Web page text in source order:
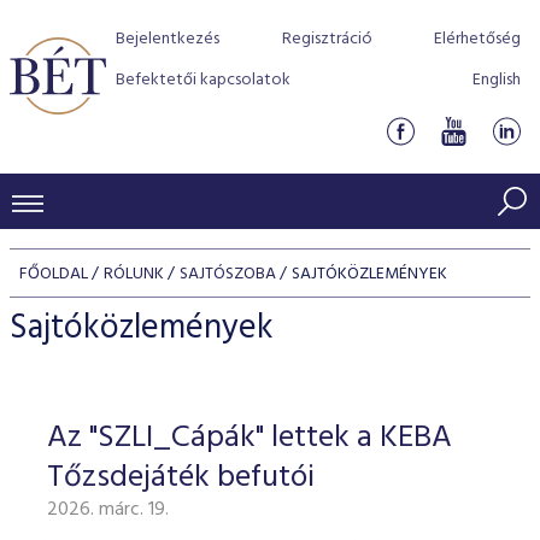
Bejelentkezés Regisztráció
Elérhetőség
Befektetői kapcsolatok
English
KERESKEDÉSI ADATOK
INDEXEK
Jelzáloglevél indexek
Vállalati kötvény indexek
Azonnali Piac
Részvények
Származékos piac
BEFEKTETŐK
Részvény szekció
Hitelpapír szekció
BÉT szabályzatok
Befektetővédelem
Alkalmazott díjstruktúra
Elszámolás
Részvény és vállalati kötvény tőzsdei bevezetését
program
BÉT Xtend - Részvénypiac egyszerűen
TŐZSDETAGOK
Tőzsdetagok, üzletkötők
VENDOROK
FŐOLDAL RÓLUNK SAJTÓSZOBA SAJTÓKÖZLEMÉNYEK
Sajtóközlemények
Az "SZLI_Cápák" lettek a KEBA
Tőzsdejáték befutói
2026. márc. 19.